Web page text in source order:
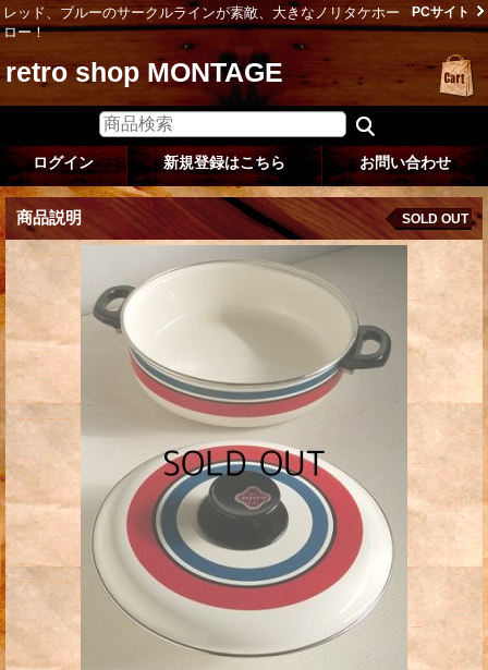
レッド、ブルーのサークルラインが素敵、大きなノリタケホー
ロー！
PCサイト
retro shop MONTAGE
ログイン 新規登録はこちら お問い合わせ
商品説明 SOLD OUT